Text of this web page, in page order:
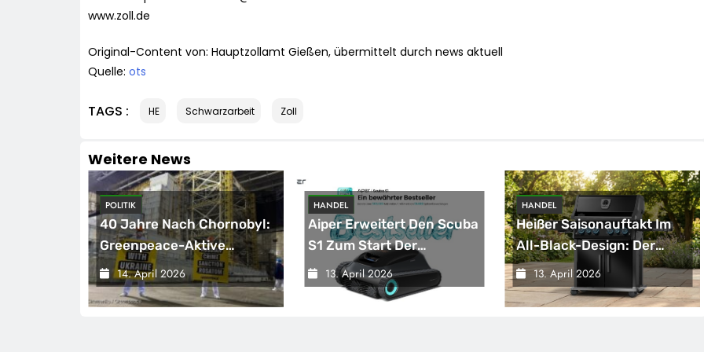
www.zoll.de
Original-Content von: Hauptzollamt Gießen, übermittelt durch news aktuell
Quelle: ots
TAGS : HE Schwarzarbeit Zoll
Weitere News
POLITIK
40 Jahre Nach Chornobyl:
Greenpeace-Aktive
Protestieren Für
Unterstützung Bei
Wiederaufbau Der
14. April 2026
HANDEL
Aiper Erweitert Den Scuba
S1 Zum Start Der
Poolsaison Um Neue
Funktionen / Das
13. April 2026
HANDEL
Heißer Saisonauftakt Im
All-Black-Design: Der
Napoleon Rogue PRO-S
525 In Der Exklusiven
Grillfürst-Edition
13. April 2026